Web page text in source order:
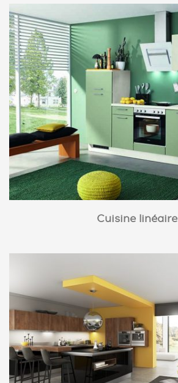
Cuisine linéaire